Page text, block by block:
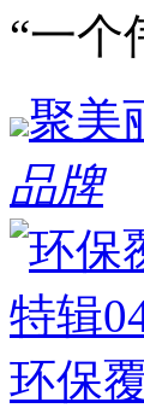
“一个
聚美
品牌
环保